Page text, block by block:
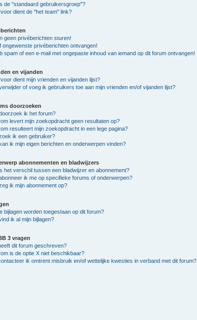
de "standaard gebruikersgroep"?
dient de "het team" link?
geen privéberichten sturen!
ongewenste privéberichten ontvangen!
spam of een e-mail met ongepaste inhoud van iemand op dit forum ontvangen!
en vijanden
dient mijn vrienden en vijanden lijst?
of voeg ik gebruikers toe aan mijn vrienden en/of vijanden lijst?
doorzoeken
ik het forum?
levert mijn zoekopdracht geen resultaten op?
resulteert mijn zoekopdracht in een lege pagina?
ik een gebruiker?
ik mijn eigen berichten en onderwerpen vinden?
abonnementen en bladwijzers
het verschil tussen een bladwijzer en abonnement?
ik me op specifieke forums of onderwerpen?
ik mijn abonnement op?
bijlagen worden toegestaan op dit forum?
ik al mijn bijlagen?
3 vragen
dit forum geschreven?
is de optie X niet beschikbaar?
ik omtrent misbruik en/of wettelijke kwesties in verband met dit forum?